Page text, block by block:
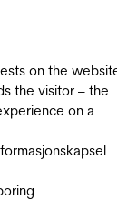
on the
the visitor – the
on a